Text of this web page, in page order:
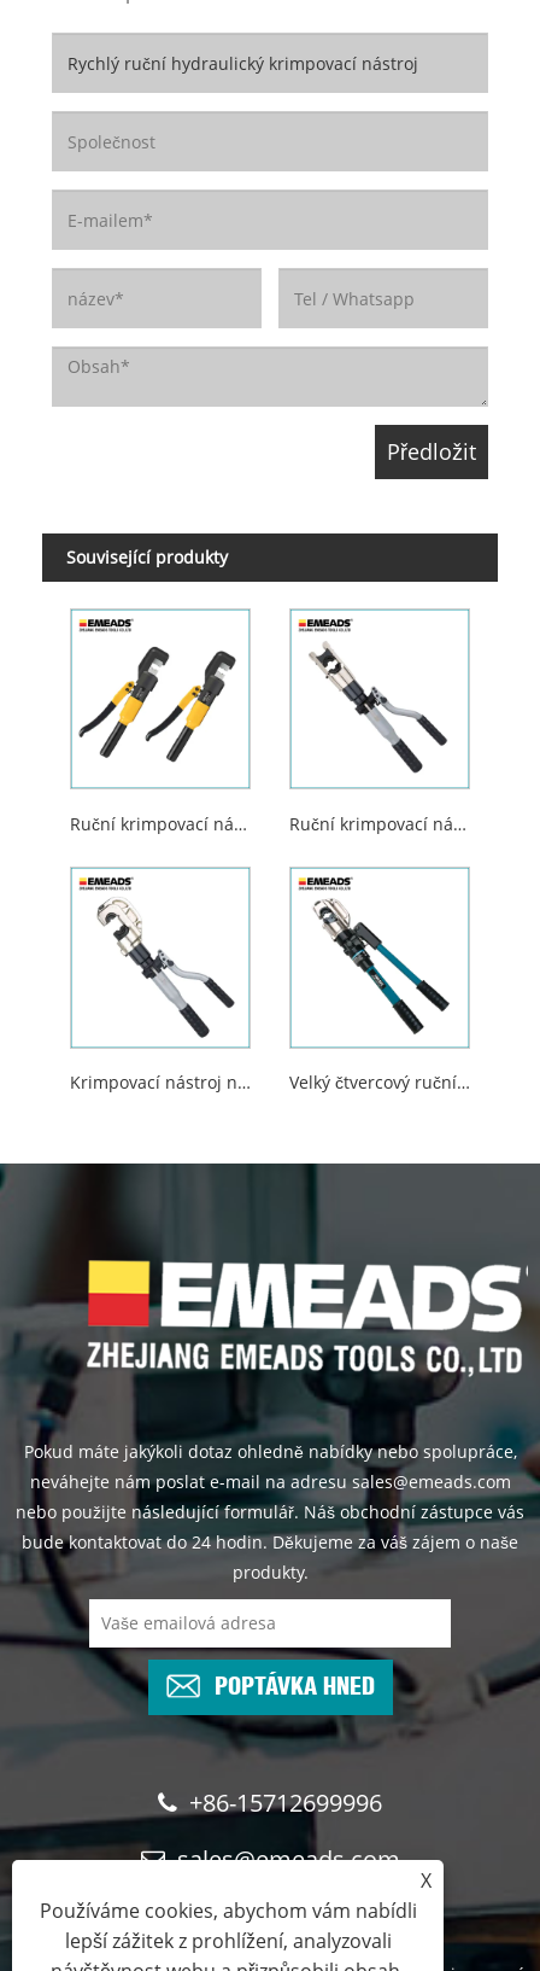
Související produkty
Ruční krimpovací nástroj Ruční krimpovací nástroj
Krimpovací nástroj na měděné a hliníkové koncovky Velký čtvercový ruční krimpovací nástroj
Pokud máte jakýkoli dotaz ohledně nabídky nebo spolupráce,
neváhejte nám poslat e-mail na adresu sales@emeads.com
nebo použijte následující formulář. Náš obchodní zástupce vás
bude kontaktovat do 24 hodin. Děkujeme za váš zájem o naše
produkty.
POPTÁVKA HNED
+86-15712699996
sales@emeads.com
X
Používáme cookies, abychom vám nabídli
lepší zážitek z prohlížení, analyzovali